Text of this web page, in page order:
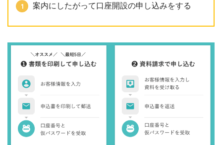
案内にしたがって口座開設の申し込みをする